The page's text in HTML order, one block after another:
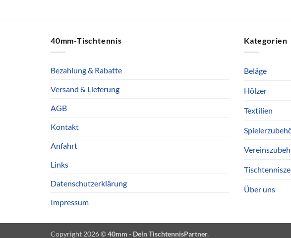
40mm-Tischtennis
Bezahlung & Rabatte
Versand & Lieferung
AGB
Kontakt
Anfahrt
Links
Datenschutzerklärung
Impressum
Kategorien
Beläge
Hölzer
Textilien
Über uns
Copyright 2026 ©40mm - Dein TischtennisPartner.